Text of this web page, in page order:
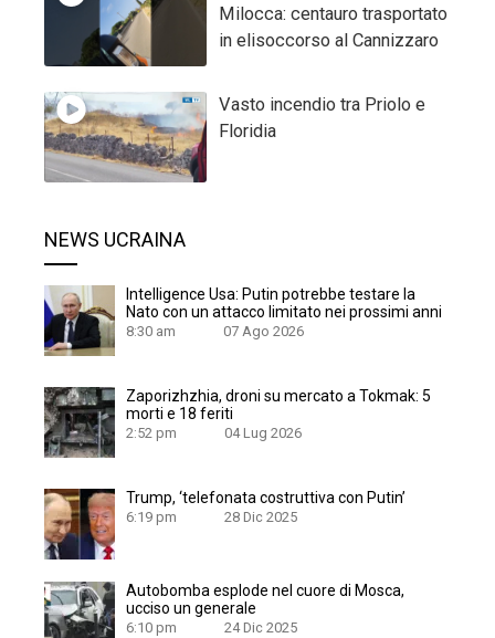
Milocca: centauro trasportato
in elisoccorso al Cannizzaro
Vasto incendio tra Priolo e
Floridia
NEWS UCRAINA
Intelligence Usa: Putin potrebbe testare la
Nato con un attacco limitato nei prossimi anni
8:30 am 07 Ago 2026
Zaporizhzhia, droni su mercato a Tokmak: 5
morti e 18 feriti
2:52 pm 04 Lug 2026
Trump, ‘telefonata costruttiva con Putin’
6:19 pm 28 Dic 2025
Autobomba esplode nel cuore di Mosca,
ucciso un generale
6:10 pm 24 Dic 2025